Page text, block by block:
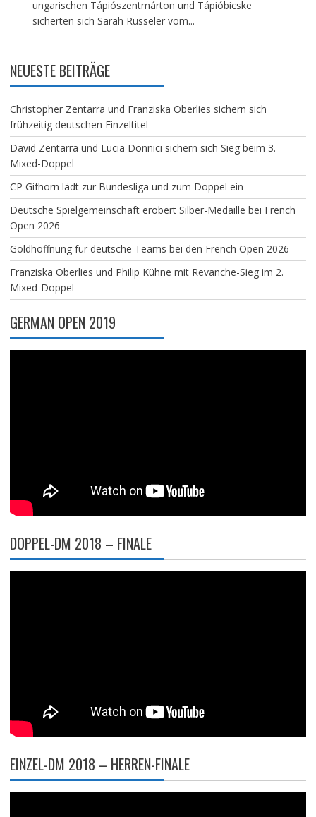
ungarischen Tápiószentmárton und Tápióbicske
sicherten sich Sarah Rüsseler vom...
NEUESTE BEITRÄGE
Christopher Zentarra und Franziska Oberlies sichern sich
frühzeitig deutschen Einzeltitel
David Zentarra und Lucia Donnici sichern sich Sieg beim 3.
Mixed-Doppel
CP Gifhorn lädt zur Bundesliga und zum Doppel ein
Deutsche Spielgemeinschaft erobert Silber-Medaille bei French
Open 2026
Goldhoffnung für deutsche Teams bei den French Open 2026
Franziska Oberlies und Philip Kühne mit Revanche-Sieg im 2.
Mixed-Doppel
GERMAN OPEN 2019
DOPPEL-DM 2018 – FINALE
EINZEL-DM 2018 – HERREN-FINALE